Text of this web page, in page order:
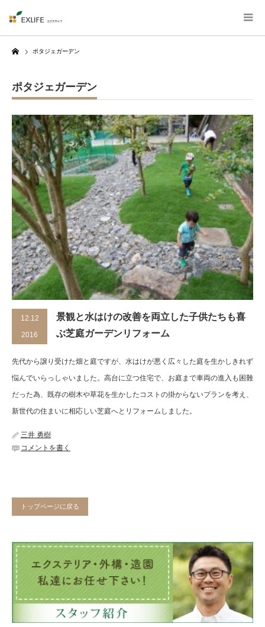
Home
ポタジェガーデン
ポタジェガーデン
12.12
2016
景観と水はけの改善を両立した子供たちも喜
ぶ芝庭ガーデンリフォーム
先代から譲り受けた畑と庭ですが、水はけが悪く広々した庭を生かしきれず
悩んでいらっしゃいました。高台に立つ住宅で、お庭まで車両の進入も困難
だった為、既存の樹木や草花を生かしたコストの掛からないプランを考え、
新世代の住まいに相応しい芝庭へとリフォームしました。
三井 勇樹
コメントを書く
トップページに戻る